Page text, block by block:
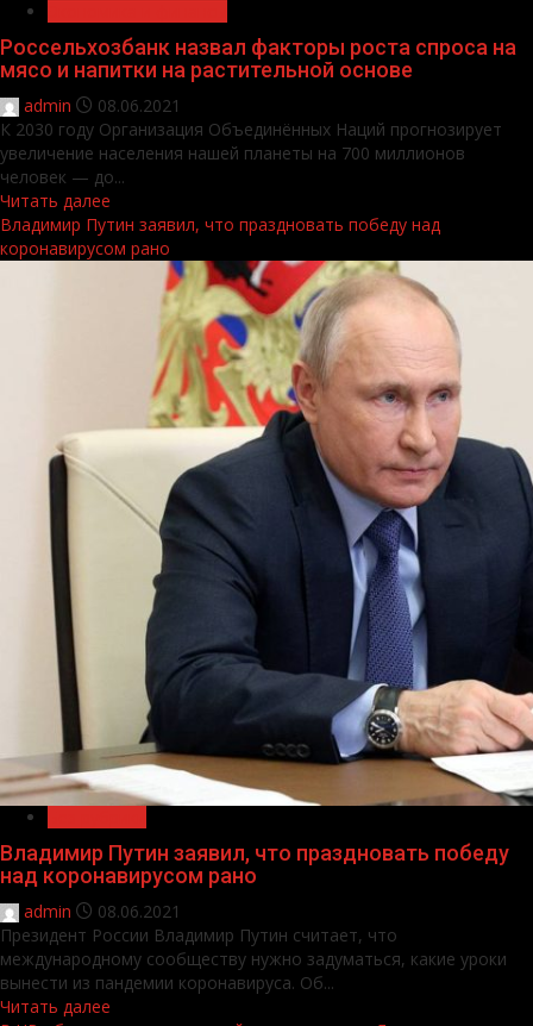
Россельхозбанк назвал факторы роста спроса на
мясо и напитки на растительной основе
admin
08.06.2021
К 2030 году Организация Объединённых Наций прогнозирует
увеличение населения нашей планеты на 700 миллионов
человек — до...
Читать далее
Владимир Путин заявил, что праздновать победу над
коронавирусом рано
Владимир Путин заявил, что праздновать победу
над коронавирусом рано
admin
08.06.2021
Президент России Владимир Путин считает, что
международному сообществу нужно задуматься, какие уроки
вынести из пандемии коронавируса. Об...
Читать далее